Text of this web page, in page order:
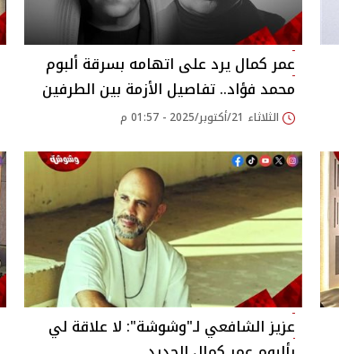
عمر كمال يرد على اتهامه بسرقة ألبوم
محمد فؤاد.. تفاصيل الأزمة بين الطرفين
الثلاثاء 21/أكتوبر/2025 - 01:57 م
عزيز الشافعي لـ"وشوشة": لا علاقة لي